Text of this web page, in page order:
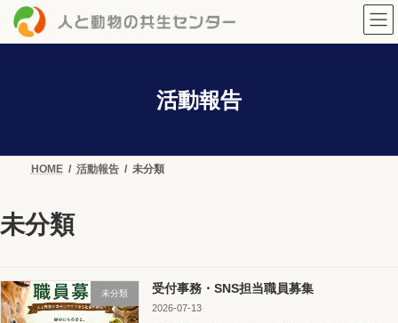
活動報告
HOME 活動報告 未分類
未分類
未分類 受付事務・SNS担当職員募集
2026-07-13